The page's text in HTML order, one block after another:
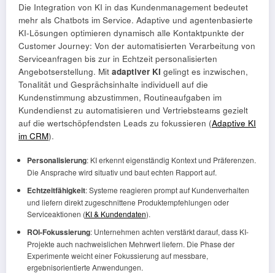
Die Integration von KI in das Kundenmanagement bedeutet
mehr als Chatbots im Service. Adaptive und agentenbasierte
KI-Lösungen optimieren dynamisch alle Kontaktpunkte der
Customer Journey: Von der automatisierten Verarbeitung von
Serviceanfragen bis zur in Echtzeit personalisierten
Angebotserstellung. Mit adaptiver KI gelingt es inzwischen,
Tonalität und Gesprächsinhalte individuell auf die
Kundenstimmung abzustimmen, Routineaufgaben im
Kundendienst zu automatisieren und Vertriebsteams gezielt
auf die wertschöpfendsten Leads zu fokussieren (Adaptive KI
im CRM).
Personalisierung: KI erkennt eigenständig Kontext und Präferenzen.
Die Ansprache wird situativ und baut echten Rapport auf.
Echtzeitfähigkeit: Systeme reagieren prompt auf Kundenverhalten
und liefern direkt zugeschnittene Produktempfehlungen oder
Serviceaktionen (KI & Kundendaten).
ROl-Fokussierung: Unternehmen achten verstärkt darauf, dass KI-
Projekte auch nachweislichen Mehrwert liefern. Die Phase der
Experimente weicht einer Fokussierung auf messbare,
ergebnisorientierte Anwendungen.